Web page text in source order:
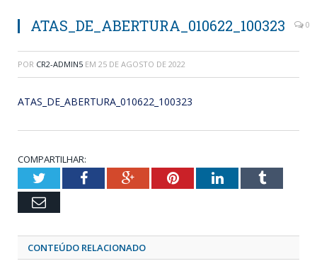
ATAS_DE_ABERTURA_010622_100323 0
POR CR2-ADMIN5 EM 25 DE AGOSTO DE 2022
ATAS_DE_ABERTURA_010622_100323
COMPARTILHAR:
TwitterFacebookGoogle+PinterestLinkedInTumblr
Email
CONTEÚDO RELACIONADO